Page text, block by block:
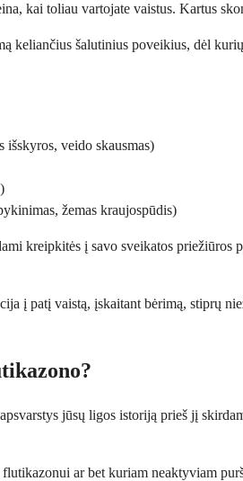
kai toliau vartojate vaistus. Kartus
keliančius šalutinius poveikius, dėl
išskyros, veido skausmas)
žemas kraujospūdis)
kreipkitės į savo sveikatos
į patį vaistą, įskaitant bėrimą, stiprų
jūsų ligos istoriją prieš jį
ar bet kuriam neaktyviam